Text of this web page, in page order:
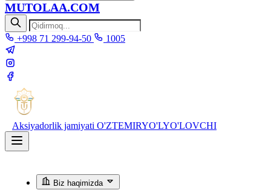
MUTOLAA.COM
+998 71 299-94-50 1005
Aksiyadorlik jamiyati O'ZTEMIRYO'LYO'LOVCHI
Biz haqimizda